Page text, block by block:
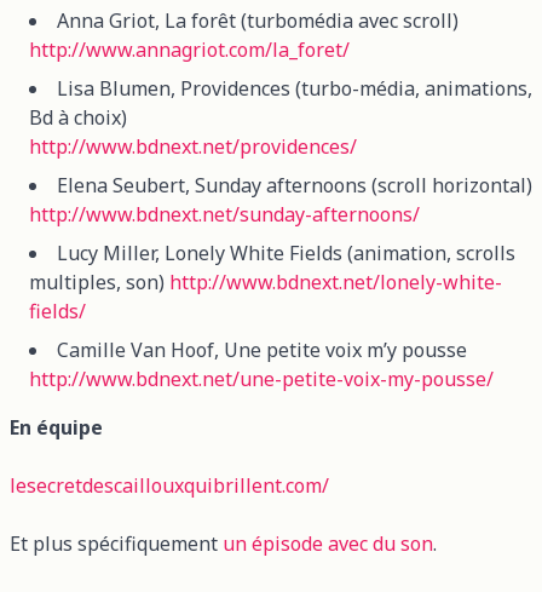
Anna Griot, La forêt (turbomédia avec scroll)
http://www.annagriot.com/la_foret/
Lisa Blumen, Providences (turbo-média, animations,
Bd à choix)
http://www.bdnext.net/providences/
Elena Seubert, Sunday afternoons (scroll horizontal)
http://www.bdnext.net/sunday-afternoons/
Lucy Miller, Lonely White Fields (animation, scrolls
multiples, son) http://www.bdnext.net/lonely-white-
fields/
Camille Van Hoof, Une petite voix m’y pousse
http://www.bdnext.net/une-petite-voix-my-pousse/
En équipe
lesecretdescaillouxquibrillent.com/
Et plus spécifiquement un épisode avec du son.